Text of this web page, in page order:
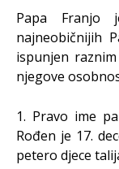
Papa Franjo
najneobičnijih
ispunjen
njegove
1. Pravo ime
Rođen je 17.
petero djece